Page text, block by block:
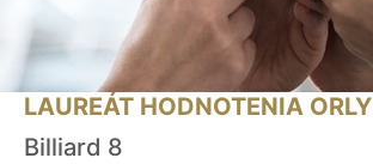
LAUREÁT HODNOTENIA ORLY
Billiard 8